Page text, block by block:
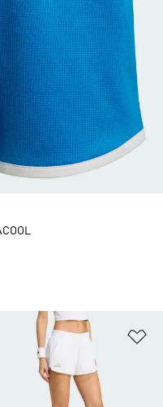
do seznamu přání